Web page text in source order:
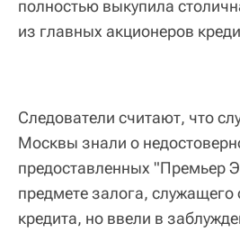
полностью выкупила
из главных акционеров
Следователи считают, что
Москвы знали о
предоставленных "Премьер
предмете залога, служащего
кредита, но ввели в